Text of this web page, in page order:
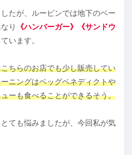
たが、ルービンでは地下のベー
り
《ハンバーガー》《サンドウ
います。
ちらのお店でも少し販売してい
ニングはベッグベネディクトや
ーも食べることができるそう。
ても悩みましたが、今回私が気